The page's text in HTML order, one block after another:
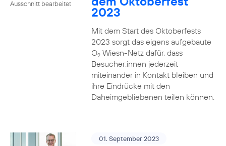
Ausschnitt bearbeitet
2023
Mit dem Start des Oktoberfests
2023 sorgt das eigens aufgebaute
O2Wiesn-Netz dafür, dass
Besucher:innen jederzeit
miteinander in Kontakt bleiben und
ihre Eindrücke mit den
Daheimgebliebenen teilen können.
01. September 2023